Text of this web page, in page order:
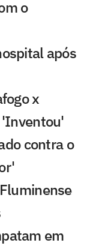
o
após
x
'Inventou'
contra o
em